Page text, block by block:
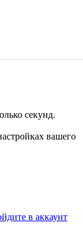
секунд.
вашего
в аккаунт